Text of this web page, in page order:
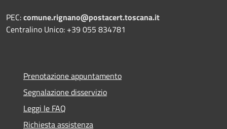
PEC:comune.rignano@postacert.toscana.it
Centralino Unico: +39 055 834781
Prenotazione appuntamento
Segnalazione disservizio
Leggi le FAQ
Richiesta assistenza